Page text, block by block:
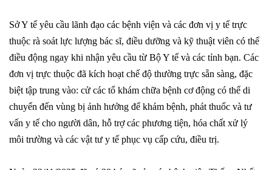
Sở Y tế yêu cầu lãnh đạo các bệnh viện và các đơn vị y tế trực
thuộc rà soát lực lượng bác sĩ, điều dưỡng và kỹ thuật viên có thể
điều động ngay khi nhận yêu cầu từ Bộ Y tế và các tỉnh bạn. Các
đơn vị trực thuộc đã kích hoạt chế độ thường trực sẵn sàng, đặc
biệt tập trung vào: cử các tổ khám chữa bệnh cơ động có thể di
chuyển đến vùng bị ảnh hưởng để khám bệnh, phát thuốc và tư
vấn y tế cho người dân, hỗ trợ các phương tiện, hóa chất xử lý
môi trường và các vật tư y tế phục vụ cấp cứu, điều trị.